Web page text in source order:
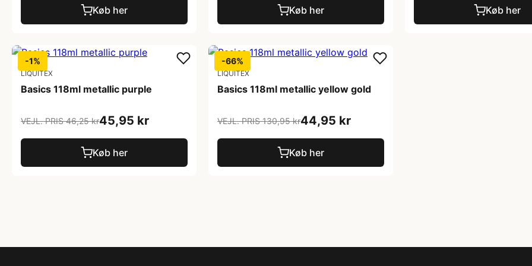
Køb her Køb her Køb her
-1%
LIQUITEX
Basics 118ml metallic purple
VEJL. PRIS 46,25 kr45,95 kr
Køb her
-66%
LIQUITEX
Basics 118ml metallic yellow gold
VEJL. PRIS 130,95 kr44,95 kr
Køb her